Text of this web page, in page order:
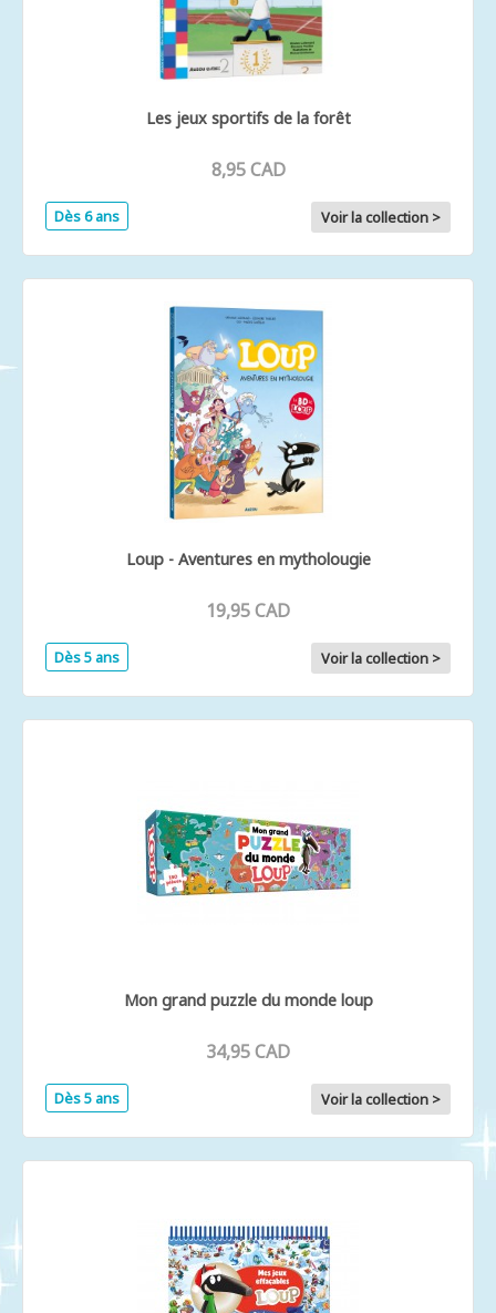
Les jeux sportifs de la forêt
8,95 CAD
Dès 6 ans Voir la collection >
Loup - Aventures en mytholougie
19,95 CAD
Dès 5 ans Voir la collection >
Mon grand puzzle du monde loup
34,95 CAD
Dès 5 ans Voir la collection >